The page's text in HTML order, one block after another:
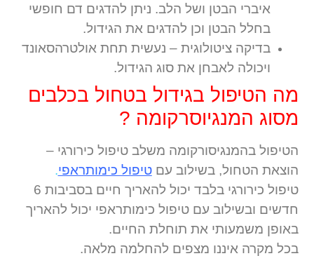
איברי הבטן ושל הלב. ניתן להדגים דם חופשי
בחלל הבטן וכן להדגים את הגידול.
בדיקה ציטולוגית – נעשית תחת אולטרהסאונד
ויכולה לאבחן את סוג הגידול.
מה הטיפול בגידול בטחול בכלבים
מסוג המנגיוסרקומה ?
הטיפול בהמנגיסורקומה משלב טיפול כירורגי –
הוצאת הטחול, בשילוב עםטיפול כימותראפי.
טיפול כירורגי בלבד יכול להאריך חיים בסביבות 6
חדשים ובשילוב עם טיפול כימותראפי יכול להאריך
באופן משמעותי את תוחלת החיים.
בכל מקרה איננו מצפים להחלמה מלאה.